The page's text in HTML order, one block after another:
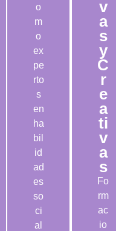
o
m
o
ex
pe
rto
s
en
ha
bil
id
ad
es
so
ci
al
v
a
s
y
C
r
e
a
ti
v
a
s
Fo
rm
ac
io